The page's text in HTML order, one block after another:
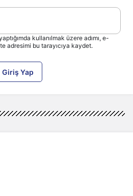
kullanılmak üzere adımı, e-
adresimi bu tarayıcıya kaydet.
Giriş Yap